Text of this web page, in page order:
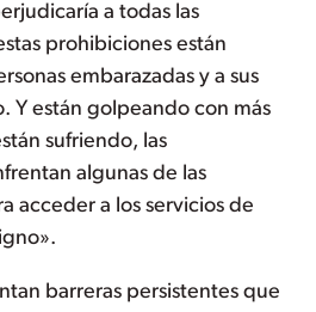
a todas las
prohibiciones están
embarazadas y a sus
Y están golpeando con más
sufriendo, las
algunas de las
acceder a los servicios de
barreras persistentes que